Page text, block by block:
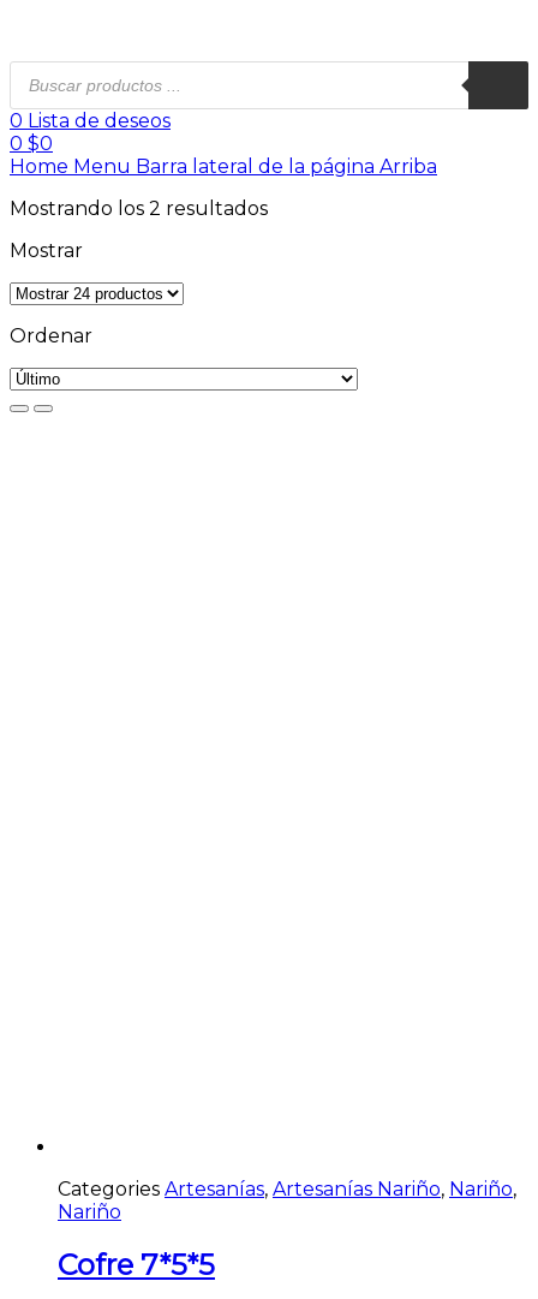
0 Lista de deseos
0 $0
Home Menu Barra lateral de la página Arriba
Mostrando los 2 resultados
Mostrar
Ordenar
Categories Artesanías, Artesanías Nariño, Nariño,
Nariño
Cofre 7*5*5